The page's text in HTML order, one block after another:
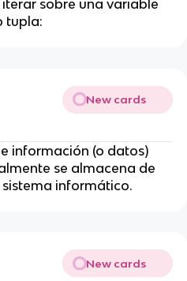
sobre una variable
tupla:
New cards
información (o datos)
se almacena de
informático.
New cards